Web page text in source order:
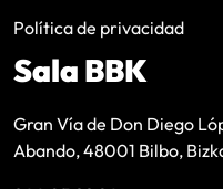
Política de privacidad
Sala BBK
Gran Vía de Don Diego
Abando, 48001 Bilbo,